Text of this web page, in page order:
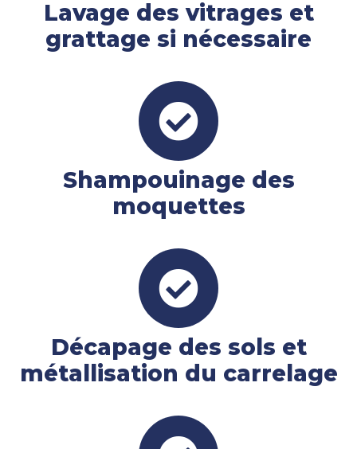
Lavage des vitrages et
grattage si nécessaire
Shampouinage des
moquettes
Décapage des sols et
métallisation du carrelage